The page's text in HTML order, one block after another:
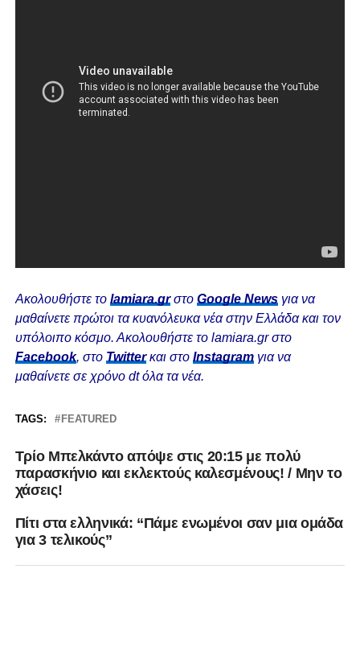
Ακολουθήστε το lamiara.grστο Google Newsγια να
μαθαίνετε πρώτοι τα κυανόλευκα νέα στην Ελλάδα και τον
υπόλοιπο κόσμο. Ακολουθήστε το lamiara.gr στο
Facebook, στο Twitterκαι στο Instagram για να
μαθαίνετε σε χρόνο dt όλα τα νέα.
TAGS: FEATURED
Τρίο Μπελκάντο απόψε στις 20:15 με πολύ
παρασκήνιο και εκλεκτούς καλεσμένους! / Mην το
χάσεις!
Πίτι στα ελληνικά: “Πάμε ενωμένοι σαν μια ομάδα
για 3 τελικούς”